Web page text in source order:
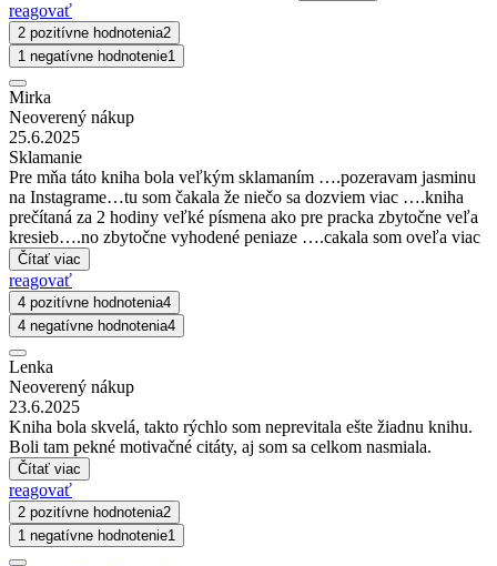
reagovať
2 pozitívne hodnotenia2
1 negatívne hodnotenie1
Mirka
Neoverený nákup
25.6.2025
Sklamanie
Pre mňa táto kniha bola veľkým sklamaním ….pozeravam jasminu
na Instagrame…tu som čakala že niečo sa dozviem viac ….kniha
prečítaná za 2 hodiny veľké písmena ako pre pracka zbytočne veľa
kresieb….no zbytočne vyhodené peniaze ….cakala som oveľa viac
Čítať viac
reagovať
4 pozitívne hodnotenia4
4 negatívne hodnotenia4
Lenka
Neoverený nákup
23.6.2025
Kniha bola skvelá, takto rýchlo som neprevitala ešte žiadnu knihu.
Boli tam pekné motivačné citáty, aj som sa celkom nasmiala.
Čítať viac
reagovať
2 pozitívne hodnotenia2
1 negatívne hodnotenie1